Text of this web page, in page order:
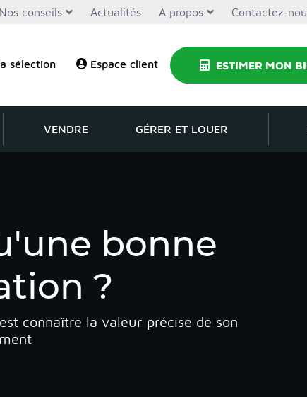
Nos conseils Actualités A propos Contactez-
sélection Espace client ESTIMER MON
VENDRE GÉRER ET LOUER
bonne
?
connaître la valeur précise de son